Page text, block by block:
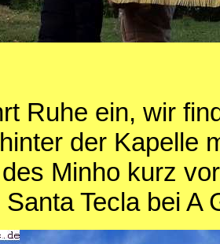
Ruhe ein, wir
der Kapelle
Minho kurz
Tecla bei A